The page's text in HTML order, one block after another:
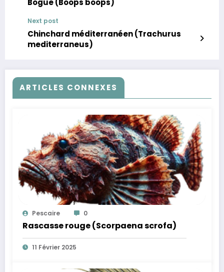
Bogue (Boops boops)
Next post
Chinchard méditerranéen (Trachurus
mediterraneus)
ARTICLES CONNEXES
Pescaire 0
Rascasse rouge (Scorpaena scrofa)
11 Février 2025